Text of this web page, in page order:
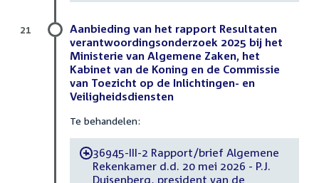
Aanbieding van het rapport Resultaten
verantwoordingsonderzoek 2025 bij het
Ministerie van Algemene Zaken, het
Kabinet van de Koning en de Commissie
van Toezicht op de Inlichtingen- en
Veiligheidsdiensten
Te behandelen:
-36945-III-2 Rapport/brief Algemene
Rekenkamer d.d. 20 mei 2026 - P.J.
Duisenberg, president van de
21